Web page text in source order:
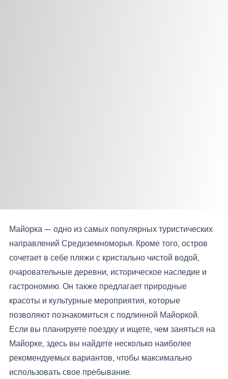
Майорка — одно из самых популярных туристических
направлений Средиземноморья. Кроме того, остров
сочетает в себе пляжи с кристально чистой водой,
очаровательные деревни, историческое наследие и
гастрономию. Он также предлагает природные
красоты и культурные мероприятия, которые
позволяют познакомиться с подлинной Майоркой.
Если вы планируете поездку и ищете, чем заняться на
Майорке, здесь вы найдете несколько наиболее
рекомендуемых вариантов, чтобы максимально
использовать свое пребывание.